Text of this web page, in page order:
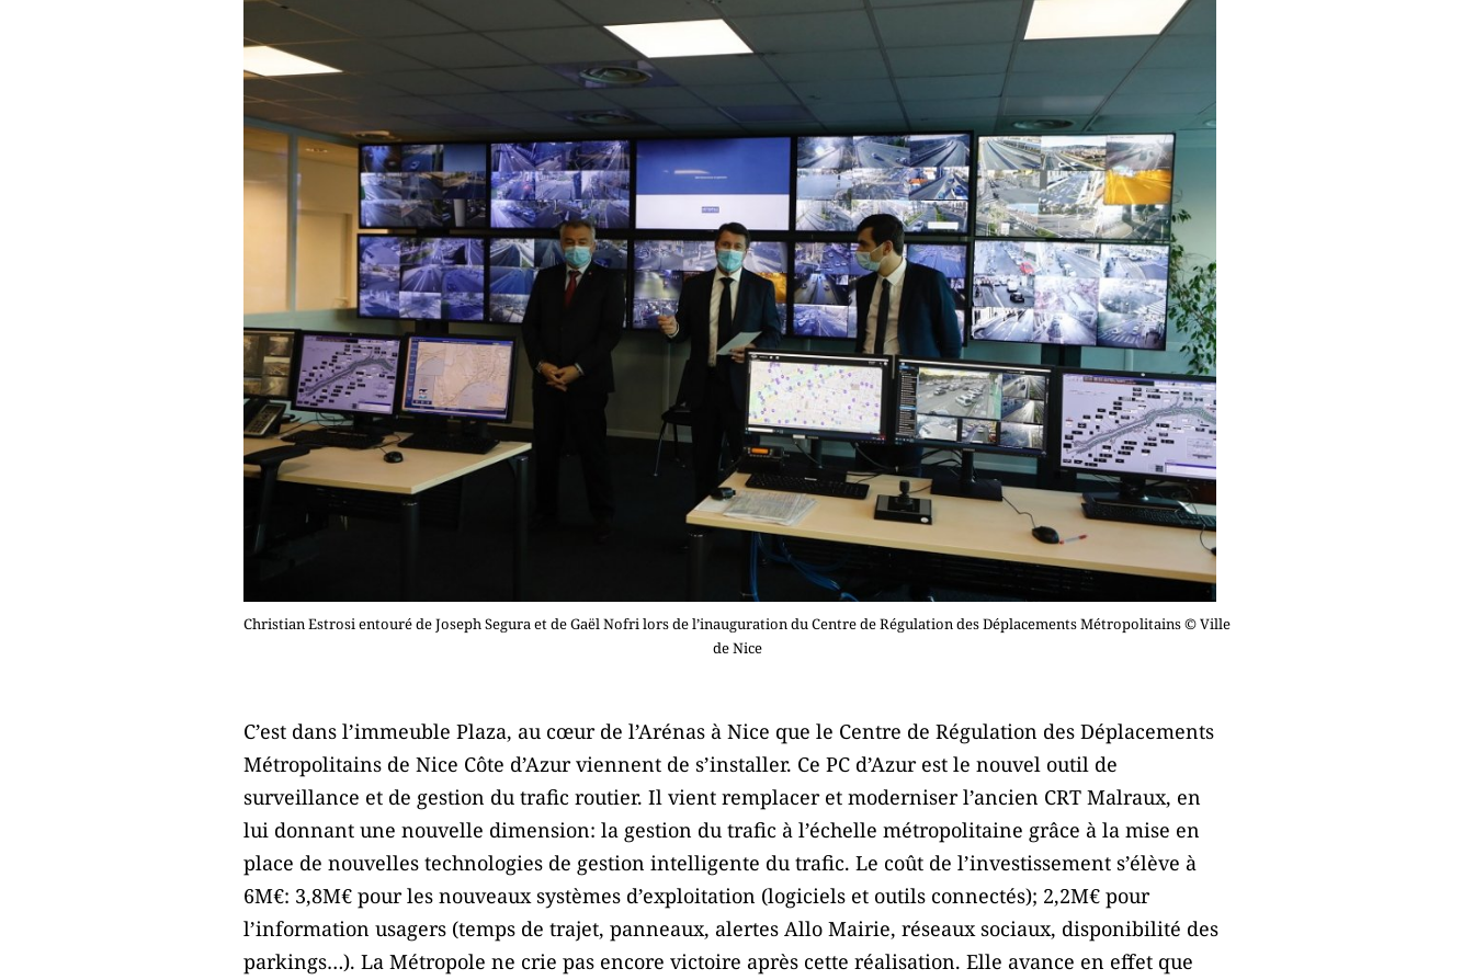
Christian Estrosi entouré de Joseph Segura et de Gaël Nofri lors de l’inauguration du Centre de Régulation des Déplacements Métropolitains © Ville
de Nice
C’est dans l’immeuble Plaza, au cœur de l’Arénas à Nice que le Centre de Régulation des Déplacements
Métropolitains de Nice Côte d’Azur viennent de s’installer. Ce PC d’Azur est le nouvel outil de
surveillance et de gestion du trafic routier. Il vient remplacer et moderniser l’ancien CRT Malraux, en
lui donnant une nouvelle dimension: la gestion du trafic à l’échelle métropolitaine grâce à la mise en
place de nouvelles technologies de gestion intelligente du trafic. Le coût de l’investissement s’élève à
6M€: 3,8M€ pour les nouveaux systèmes d’exploitation (logiciels et outils connectés); 2,2M€ pour
l’information usagers (temps de trajet, panneaux, alertes Allo Mairie, réseaux sociaux, disponibilité des
parkings…). La Métropole ne crie pas encore victoire après cette réalisation. Elle avance en effet que